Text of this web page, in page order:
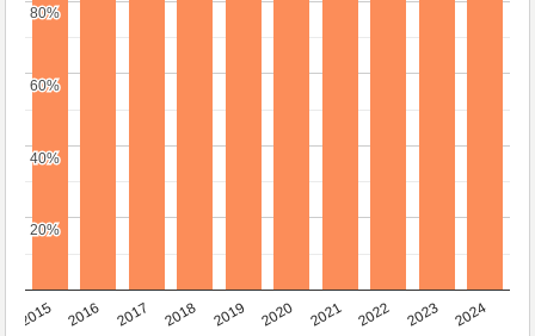
2015 2016 2017 2018 2019 2020 2021 2022 2023 2024
20%
20%
40%
40%
60%
60%
80%
80%